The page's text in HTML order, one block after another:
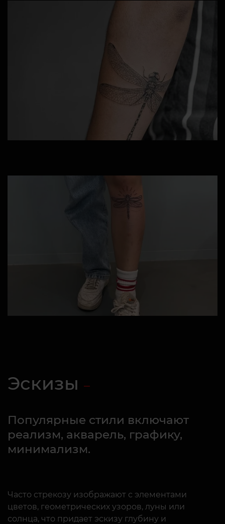
Эскизы
Популярные стили включают
реализм, акварель, графику,
минимализм.
Часто стрекозу изображают с элементами
цветов, геометрических узоров, луны или
солнца, что придает эскизу глубину и